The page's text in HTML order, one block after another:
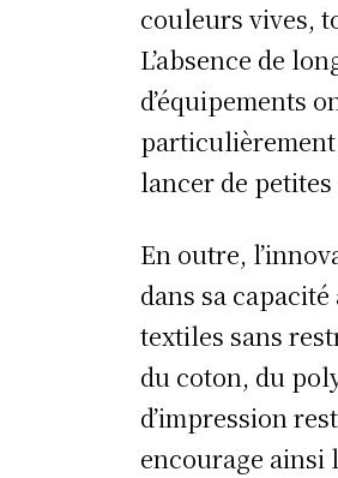
couleurs vives,
L’absence de
d’équipements
lancer de
En outre,
dans sa
textiles sans
du coton, du
d’impression
encourage ainsi